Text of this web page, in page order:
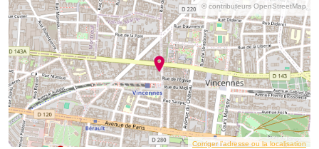
© contributeurs OpenStreetMap
Corriger l’adresse ou la localisation